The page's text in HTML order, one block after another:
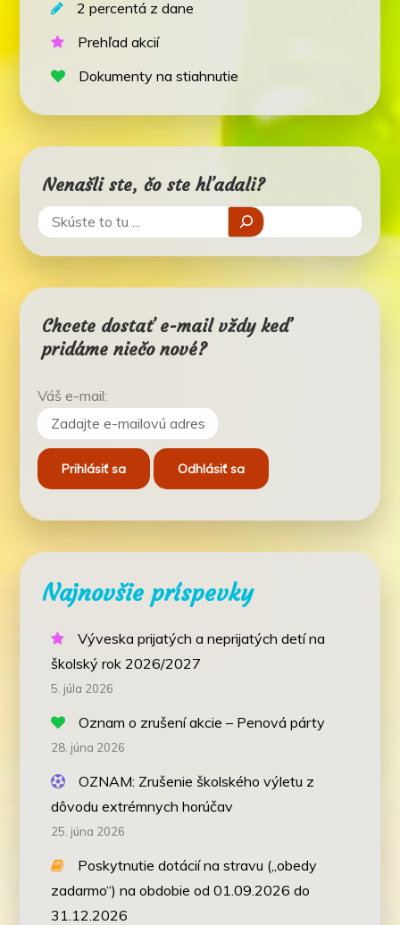
2 percentá z dane
Prehľad akcií
Dokumenty na stiahnutie
Nenašli ste, čo ste hľadali?
Chcete dostať e-mail vždy keď
pridáme niečo nové?
Váš e-mail:
Najnovšie príspevky
Výveska prijatých a neprijatých detí na
školský rok 2026/2027
5. júla 2026
Oznam o zrušení akcie – Penová párty
28. júna 2026
OZNAM: Zrušenie školského výletu z
dôvodu extrémnych horúčav
25. júna 2026
Poskytnutie dotácií na stravu („obedy
zadarmo“) na obdobie od 01.09.2026 do
31.12.2026